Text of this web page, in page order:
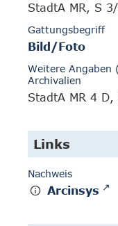
StadtA MR, S
Gattungsbegriff
Bild/Foto
Weitere Angaben
Archivalien
StadtA MR 4 D,
Links
Nachweis
Arcinsys